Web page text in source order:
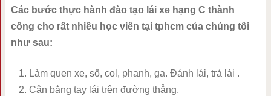
Các bước thực hành đào tạo lái xe hạng C thành
công cho rất nhiều học viên tại tphcm của chúng tôi
như sau:
Làm quen xe, số, col, phanh, ga. Đánh lái, trả lái .
Cân bằng tay lái trên đường thẳng.